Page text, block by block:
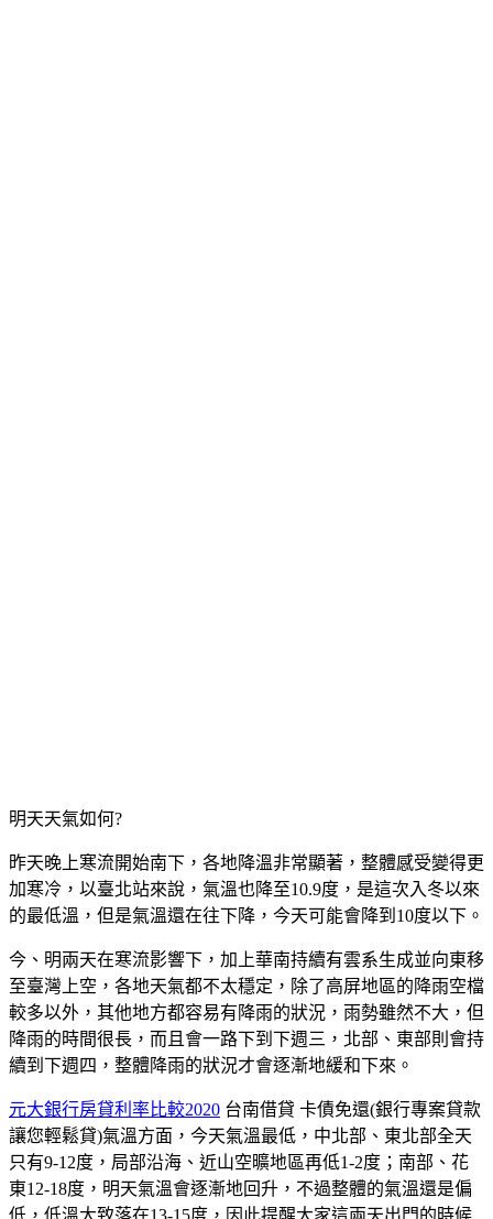
明天天氣如何?
昨天晚上寒流開始南下，各地降溫非常顯著，整體感受變得更
加寒冷，以臺北站來說，氣溫也降至10.9度，是這次入冬以來
的最低溫，但是氣溫還在往下降，今天可能會降到10度以下。
今、明兩天在寒流影響下，加上華南持續有雲系生成並向東移
至臺灣上空，各地天氣都不太穩定，除了高屏地區的降雨空檔
較多以外，其他地方都容易有降雨的狀況，雨勢雖然不大，但
降雨的時間很長，而且會一路下到下週三，北部、東部則會持
續到下週四，整體降雨的狀況才會逐漸地緩和下來。
元大銀行房貸利率比較2020 台南借貸 卡債免還(銀行專案貸款
讓您輕鬆貸)氣溫方面，今天氣溫最低，中北部、東北部全天
只有9-12度，局部沿海、近山空曠地區再低1-2度；南部、花
東12-18度，明天氣溫會逐漸地回升，不過整體的氣溫還是偏
低，低溫大致落在13-15度，因此提醒大家這兩天出門的時候